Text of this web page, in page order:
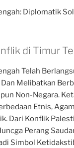
Diplomatik
di Timur
Telah
Melibatkan
Non-Negara.
Etnis,
Dari Konflik
Perang
Simbol